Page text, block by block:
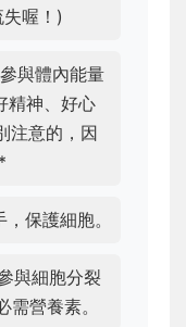
喔！)
參與體內能量
精神、好心
注意的，因
保護細胞。
與細胞分裂
營養素。